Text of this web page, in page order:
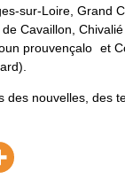
sur-Loire, Grand
Cavaillon,
prouvençalo et
des nouvelles, des